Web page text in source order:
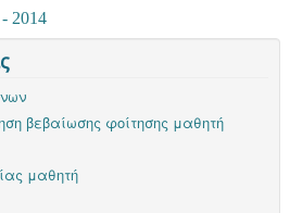
2014
βεβαίωσης φοίτησης μαθητή
μαθητή